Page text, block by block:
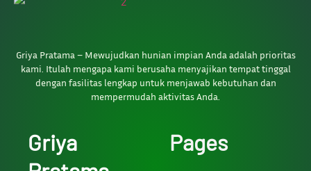
Griya Pratama – Mewujudkan hunian impian Anda adalah prioritas
kami. Itulah mengapa kami berusaha menyajikan tempat tinggal
dengan fasilitas lengkap untuk menjawab kebutuhan dan
mempermudah aktivitas Anda.
Griya
Pages